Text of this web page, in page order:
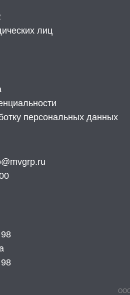
лиц
персональных данных
ООО